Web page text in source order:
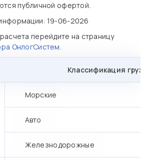
публичной офертой.
19-06-2026
перейдите на страницу
ОнлогСистем.
Классификация
Морские
Авто
Железнодорожные